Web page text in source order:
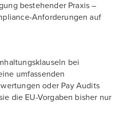
bestehender Praxis –
Anforderungen auf
bei
umfassenden
oder Pay Audits
die EU-Vorgaben bisher nur